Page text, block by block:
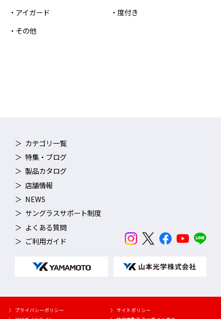
アイガード
度付き
その他
カテゴリ一覧
特集・ブログ
製品カタログ
店舗情報
NEWS
サングラスサポート制度
よくある質問
ご利用ガイド
〉 プライバシーポリシー
〉 サイトポリシー